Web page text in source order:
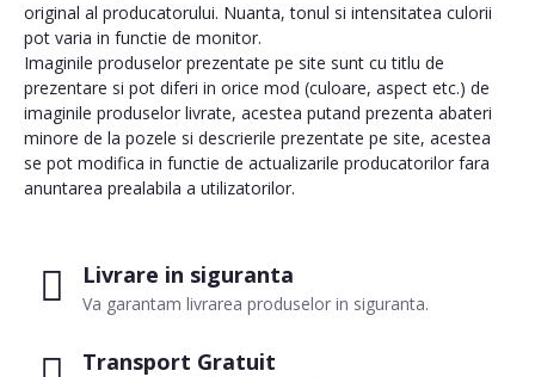
Livrare in siguranta
Va garantam livrarea produselor in siguranta.
Transport Gratuit
original al producatorului. Nuanta, tonul si intensitatea culorii
pot varia in functie de monitor.
Imaginile produselor prezentate pe site sunt cu titlu de
prezentare si pot diferi in orice mod (culoare, aspect etc.) de
imaginile produselor livrate, acestea putand prezenta abateri
minore de la pozele si descrierile prezentate pe site, acestea
se pot modifica in functie de actualizarile producatorilor fara
anuntarea prealabila a utilizatorilor.